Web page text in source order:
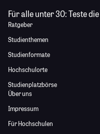
Für alle unter 30:Teste die
Ratgeber
Studienthemen
Studienformate
Hochschulorte
Studienplatzbörse
Über uns
Impressum
Für Hochschulen